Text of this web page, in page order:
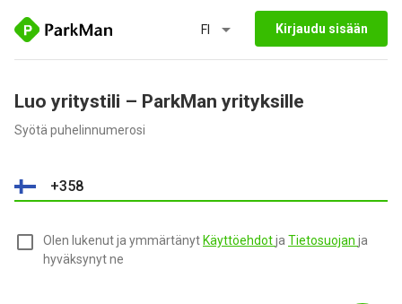
FI Kirjaudu sisään
Luo yritystili – ParkMan yrityksille
Syötä puhelinnumerosi
Olen lukenut ja ymmärtänyt Käyttöehdotja Tietosuojan ja
hyväksynyt ne